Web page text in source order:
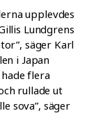
upplevdes
Lundgrens
säger Karl
i Japan
flera
rullade ut
sova”, säger